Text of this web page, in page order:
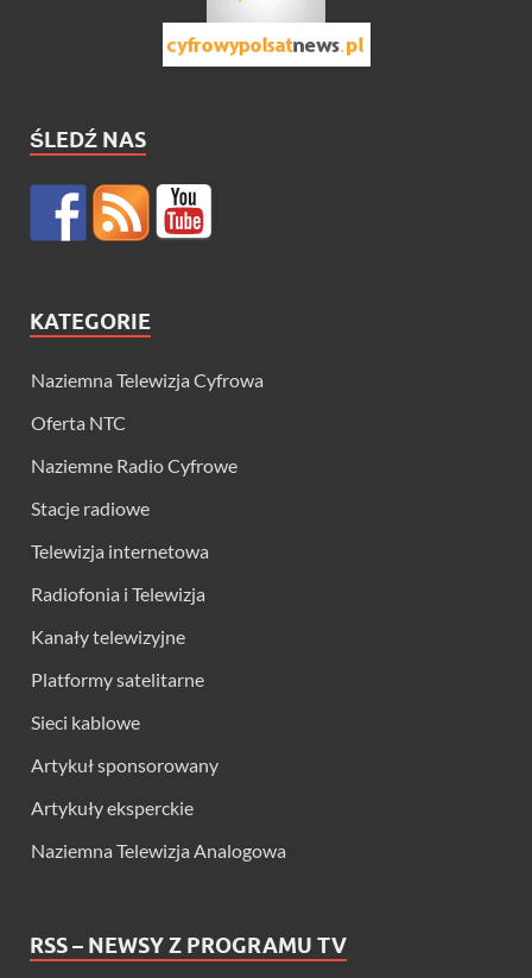
ŚLEDŹ NAS
KATEGORIE
Naziemna Telewizja Cyfrowa
Oferta NTC
Naziemne Radio Cyfrowe
Stacje radiowe
Telewizja internetowa
Radiofonia i Telewizja
Kanały telewizyjne
Platformy satelitarne
Sieci kablowe
Artykuł sponsorowany
Artykuły eksperckie
Naziemna Telewizja Analogowa
RSS – NEWSY Z PROGRAMU TV